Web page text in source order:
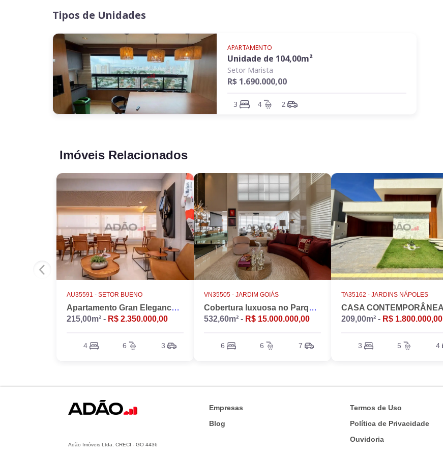
Tipos de Unidades
APARTAMENTO
Unidade de 104,00m²
Setor Marista
R$ 1.690.000,00
3 4 2
Imóveis Relacionados
AU35591 - SETOR BUENO
Apartamento Gran Elegance - 4 suites + Home Office
215,00m² - R$ 2.350.000,00
4 6 3
VN35505 - JARDIM GOIÁS
Cobertura luxuosa no Parque Flamboyant, Jardim Goiás. Duplex, 533m2, 4 suítes, Piscina, 7 vagas, nascente.
532,60m² - R$ 15.000.000,00
6 6 7
TA35162 - JARDINS NÁPOLES
209,00m² - R$ 1.800.000,00
3 5 4
Adão Imóveis Ltda. CRECI - GO 4436
Empresas
Blog
Termos de Uso
Política de Privacidade
Ouvidoria